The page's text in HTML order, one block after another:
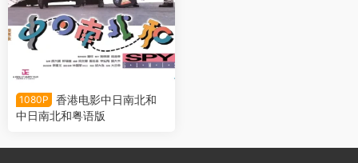
1080P
香港电影中日南北和
中日南北和粤语版